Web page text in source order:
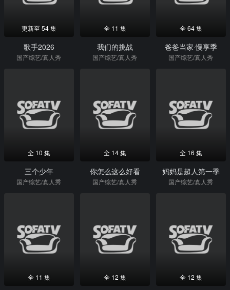
更新至 54 集
歌手2026
国产综艺/真人秀
全 11 集
我们的挑战
国产综艺/真人秀
全 64 集
爸爸当家·慢享季
国产综艺/真人秀
全 10 集
三个少年
国产综艺/真人秀
全 14 集
你怎么这么好看
国产综艺/真人秀
全 16 集
妈妈是超人第一季
国产综艺/真人秀
全 11 集 全 12 集 全 12 集